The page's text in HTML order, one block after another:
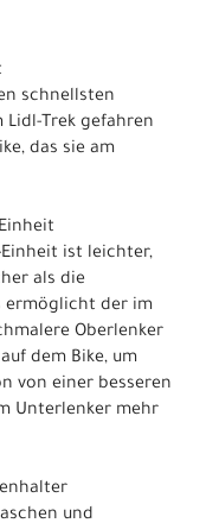
schnellsten
Trek gefahren
das sie am
ist leichter,
als die
ermöglicht der im
Oberlenker
dem Bike, um
von einer besseren
Unterlenker mehr
und